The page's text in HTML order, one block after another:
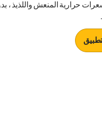
حرارية المنعش واللذيذ ،